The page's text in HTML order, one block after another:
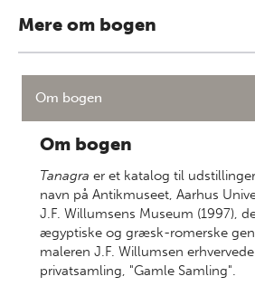
Mere om bogen
Om bogen
Om bogen
Tanagra er et katalog til
navn på Antikmuseet, Aarhus
J.F. Willumsens Museum (1997),
ægyptiske og græsk-romerske
maleren J.F. Willumsen
privatsamling, "Gamle Samling".